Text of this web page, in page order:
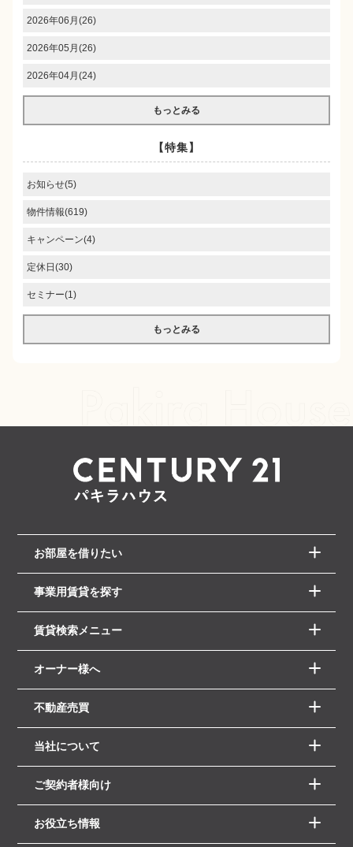
2026年06月(26)
2026年05月(26)
2026年04月(24)
もっとみる
【特集】
お知らせ(5)
物件情報(619)
キャンペーン(4)
定休日(30)
セミナー(1)
もっとみる
お部屋を借りたい
事業用賃貸を探す
賃貸検索メニュー
オーナー様へ
不動産売買
当社について
ご契約者様向け
お役立ち情報